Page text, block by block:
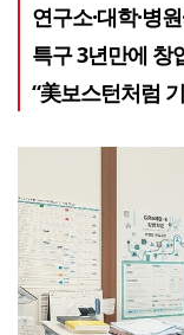
연구소·대학·병
특구 3년만에 창
“美보스턴처럼